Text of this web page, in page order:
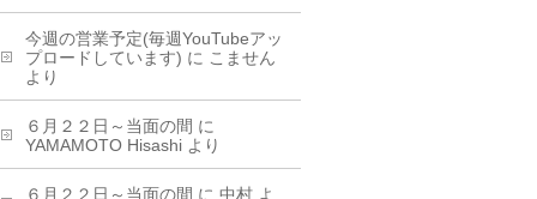
今週の営業予定(毎週YouTubeアッ
プロードしています) に こません
より
６月２２日～当面の間 に
YAMAMOTO Hisashi より
６月２２日～当面の間 に 中村 よ